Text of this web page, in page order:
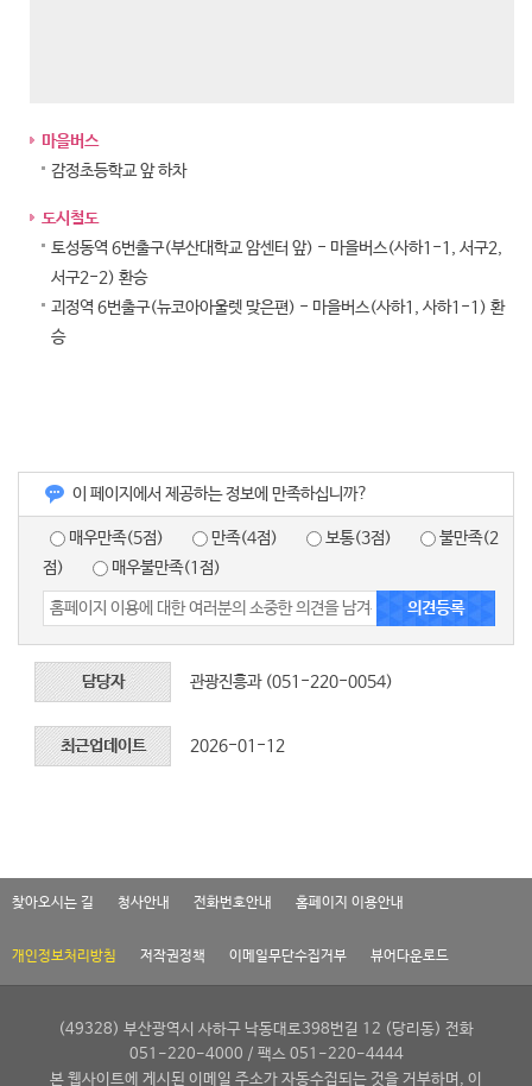
마을버스
감정초등학교 앞 하차
도시철도
토성동역 6번출구(부산대학교 암센터 앞) - 마을버스(사하1-1, 서구2,
서구2-2) 환승
괴정역 6번출구(뉴코아아울렛 맞은편) - 마을버스(사하1, 사하1-1) 환
승
이 페이지에서 제공하는 정보에 만족하십니까?
매우만족(5점) 만족(4점) 보통(3점)
점)
매우불만족(1점)
담당자 관광진흥과 (051-220-0054)
최근업데이트 2026-01-12
찾아오시는 길 청사안내 전화번호안내 홈페이지 이용안내
개인정보처리방침 저작권정책 이메일무단수집거부 뷰어다운로드
(49328) 부산광역시 사하구 낙동대로398번길 12 (당리동) 전화
051-220-4000 / 팩스 051-220-4444
본 웹사이트에 게시된 이메일 주소가 자동수집되는 것을 거부하며, 이